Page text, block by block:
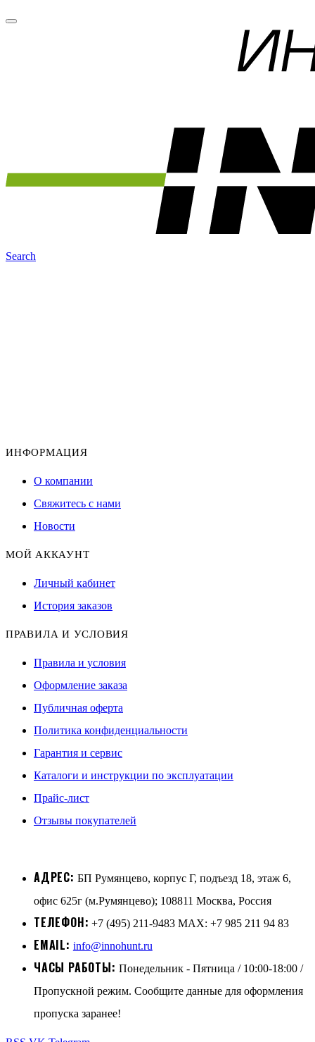
Search
ИНФОРМАЦИЯ
О компании
Свяжитесь с нами
Новости
МОЙ АККАУНТ
Личный кабинет
История заказов
ПРАВИЛА И УСЛОВИЯ
Правила и условия
Оформление заказа
Публичная оферта
Политика конфиденциальности
Гарантия и сервис
Каталоги и инструкции по эксплуатации
Прайс-лист
Отзывы покупателей
АДРЕС: БП Румянцево, корпус Г, подъезд 18, этаж 6,
офис 625г (м.Румянцево); 108811 Москва, Россия
ТЕЛЕФОН: +7 (495) 211-9483 MAX: +7 985 211 94 83
EMAIL: info@innohunt.ru
ЧАСЫ РАБОТЫ: Понедельник - Пятница / 10:00-18:00 /
Пропускной режим. Сообщите данные для оформления
пропуска заранее!